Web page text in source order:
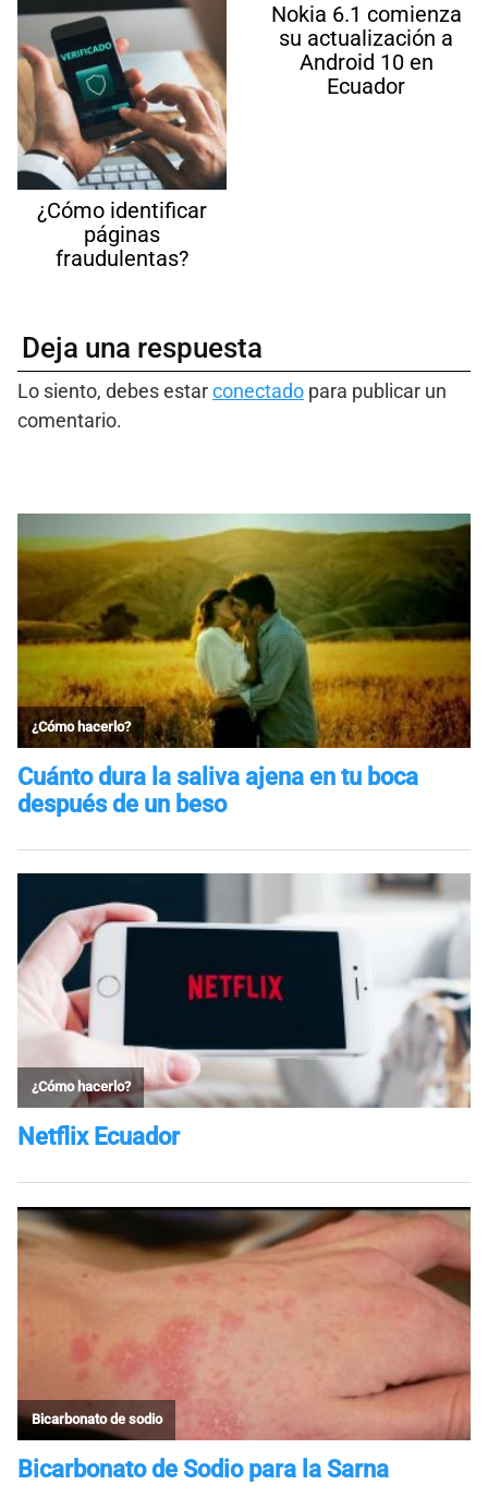
¿Cómo identificar
páginas
fraudulentas?
Nokia 6.1 comienza
su actualización a
Android 10 en
Ecuador
Deja una respuesta
Lo siento, debes estarconectado para publicar un
comentario.